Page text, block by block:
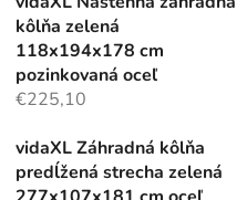
kôlňa zelená
118x194x178 cm
pozinkovaná oceľ
€225,10
vidaXL Záhradná kôlňa
predĺžená strecha zelená